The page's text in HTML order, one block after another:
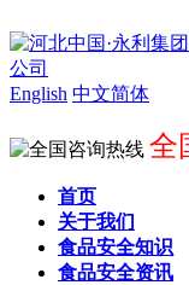
English 中文简体
全
首页
关于我们
食品安全知识
食品安全资讯